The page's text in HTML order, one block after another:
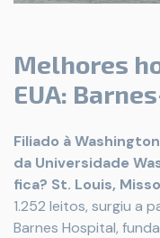
Melhores
EUA:
Filiado à
da Universidade
fica? St. Louis,
1.252 leitos, surgiu a
Barnes Hospital,